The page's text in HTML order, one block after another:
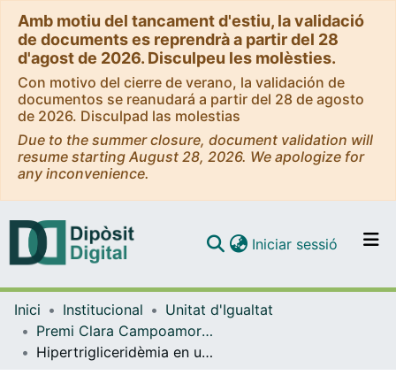
Amb motiu del tancament d'estiu, la validació
de documents es reprendrà a partir del 28
d'agost de 2026. Disculpeu les molèsties.
Con motivo del cierre de verano, la validación de
documentos se reanudará a partir del 28 de agosto
de 2026. Disculpad las molestias
Due to the summer closure, document validation will
resume starting August 28, 2026. We apologize for
any inconvenience.
Navega per tot el DD
Iniciar sessió (current)
Inici Institucional
Unitat d'Igualtat
Premi Clara Campoamor al millor Treball Final de Grau amb perspectiva de gènere
Hipertrigliceridèmia en un model dietètic d’esteatosi hepàtica en rata : modulació per pemafibrat